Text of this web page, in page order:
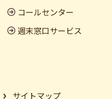
コールセンター
週末窓口サービス
サイトマップ